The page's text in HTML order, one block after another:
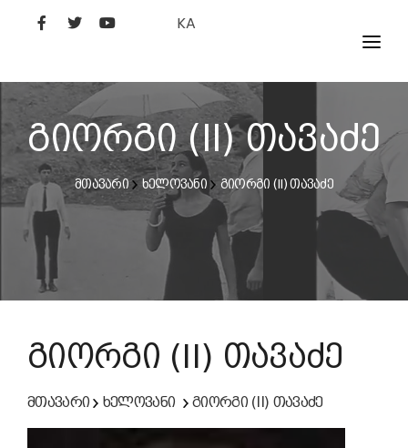
KA
ᲤᲘᲚᲛᲔᲑᲘ
ᲮᲔᲚᲝᲕᲐᲜᲘ
ᲙᲘᲜᲝᲡᲢᲣᲓᲘᲐ
ᲙᲘᲜᲝᲐᲙᲐᲓᲔᲛᲘᲐ
გიორგი (II) თავაძე
მთავარი ხელოვანი გიორგი (II) თავაძე
გიორგი (II) თავაძე
მთავარი ხელოვანი გიორგი (II) თავაძე